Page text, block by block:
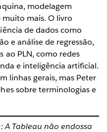
modelagem
mais. O livro
de dados como
e análise de regressão,
ao PLN, como redes
e inteligência artificial.
linhas gerais, mas Peter
sobre terminologias e
Tableau não endossa